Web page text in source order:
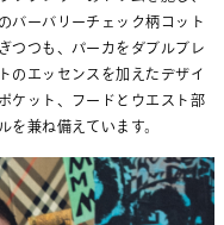
バーバリーチェック柄コット
つつも、パーカをダブルブレ
のエッセンスを加えたデザイ
ケット、フードとウエスト部
を兼ね備えています。